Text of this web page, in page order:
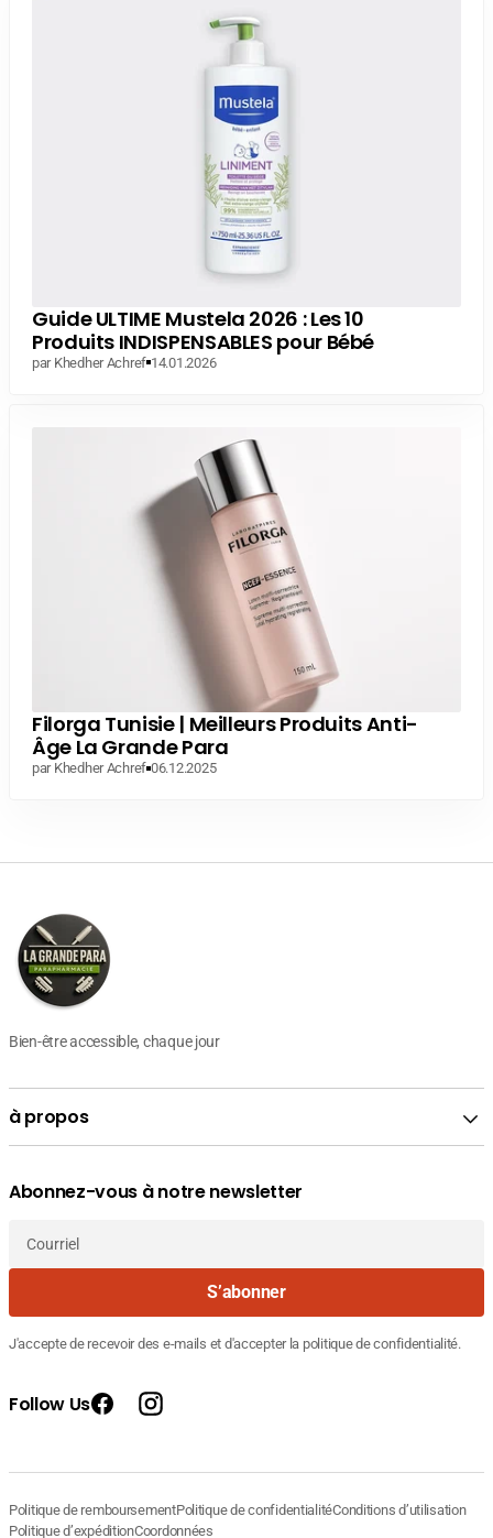
:
de
courant
21.000 DT
Guide ULTIME Mustela 2026 : Les 10
Produits INDISPENSABLES pour Bébé
par Khedher Achref 14.01.2026
Filorga Tunisie | Meilleurs Produits Anti-
Âge La Grande Para
par Khedher Achref 06.12.2025
Bien-être accessible, chaque jour
à propos
Abonnez-vous à notre newsletter
Courriel
S’abonner
J'accepte de recevoir des e-mails et d'accepter la politique de confidentialité.
Follow Us FacebookInstagram
Politique de remboursementPolitique de confidentialitéConditions d’utilisation
Politique d’expéditionCoordonnées